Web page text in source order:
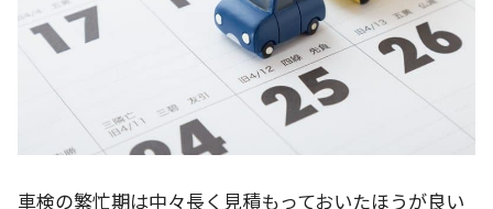
車検の繁忙期は中々長く見積もっておいたほうが良い